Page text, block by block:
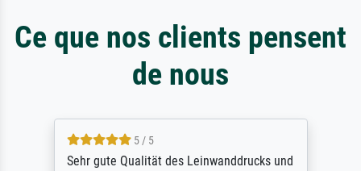
Ce que nos clients pensent
de nous
5 / 5
Sehr gute Qualität des Leinwanddrucks und